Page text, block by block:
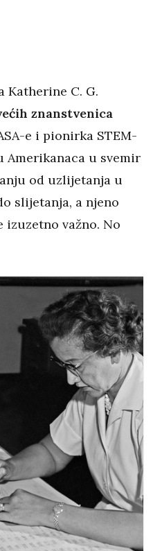
C. G.
znanstvenica
e i pionirka STEM-
Amerikanaca u svemir
od uzlijetanja u
slijetanja, a njeno
izuzetno važno. No